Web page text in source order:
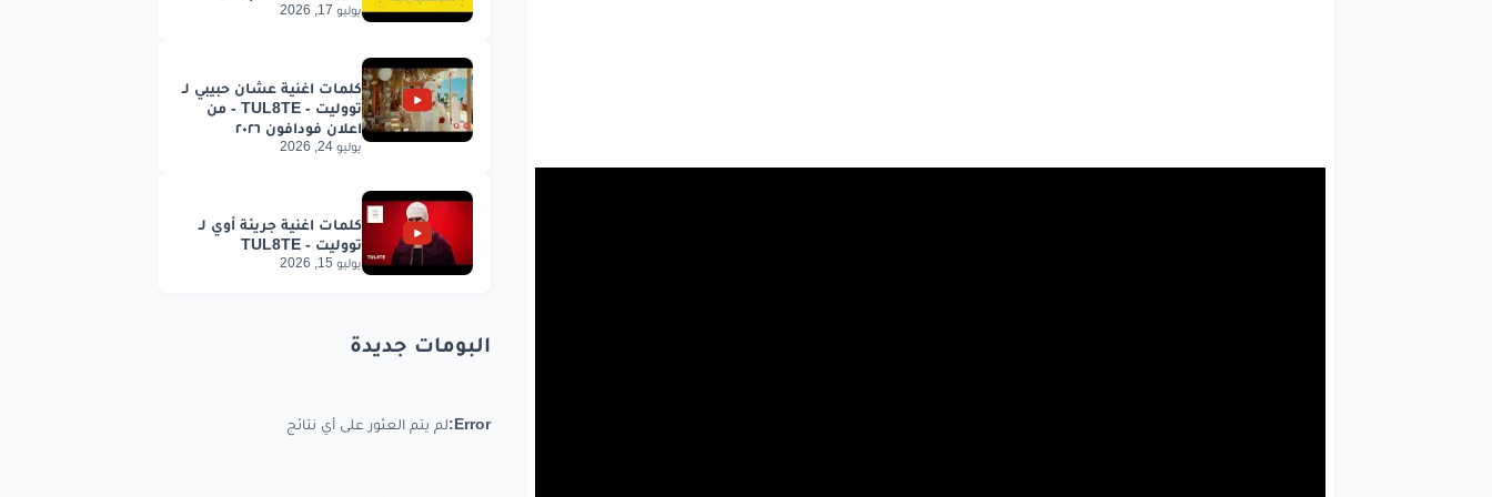
يوليو 17, 2026
يوليو 24, 2026
يوليو 15, 2026
البومات جديدة
Error: لم يتم العثور على أي نتائج